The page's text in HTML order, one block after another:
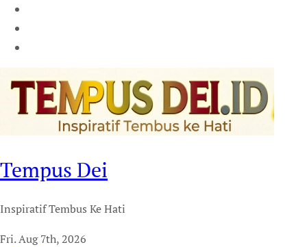
Tempus Dei
Inspiratif Tembus Ke Hati
Fri. Aug 7th, 2026